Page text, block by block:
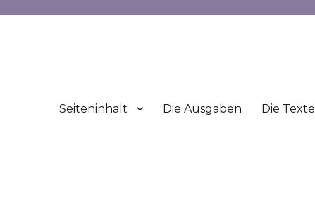
Seiteninhalt Die Ausgaben Die Texte